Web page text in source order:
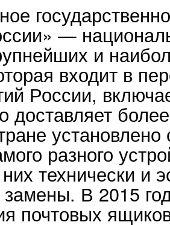
—
и
входит в
России,
доставляет
разного
технически и
В 2015
почтовых